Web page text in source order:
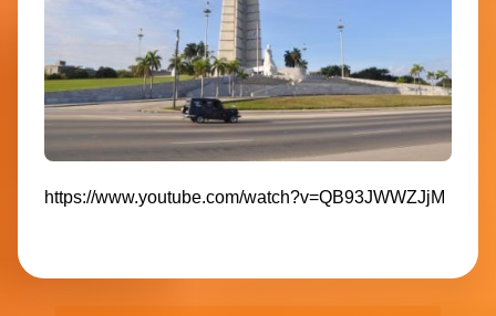
https://www.youtube.com/watch?v=QB93JWWZJjM